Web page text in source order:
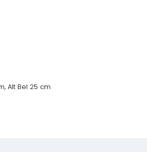
Alt Bel 25 cm